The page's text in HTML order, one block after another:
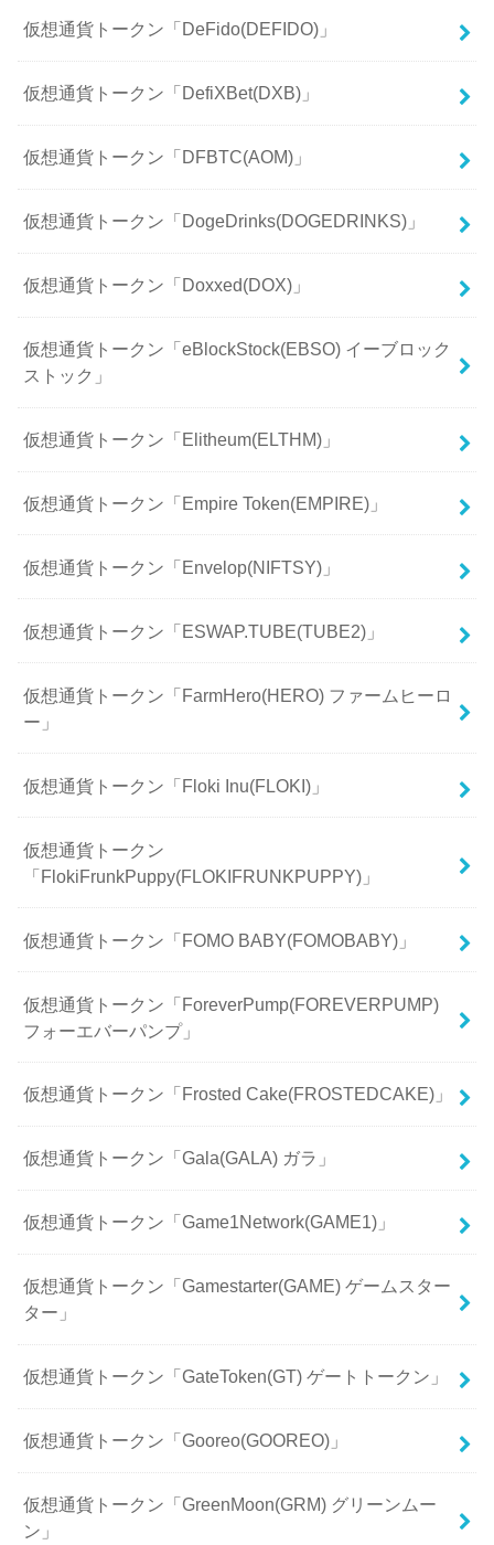
仮想通貨トークン「DeFido(DEFIDO)」
仮想通貨トークン「DefiXBet(DXB)」
仮想通貨トークン「DFBTC(AOM)」
仮想通貨トークン「DogeDrinks(DOGEDRINKS)」
仮想通貨トークン「Doxxed(DOX)」
仮想通貨トークン「eBlockStock(EBSO) イーブロック
ストック」
仮想通貨トークン「Elitheum(ELTHM)」
仮想通貨トークン「Empire Token(EMPIRE)」
仮想通貨トークン「Envelop(NIFTSY)」
仮想通貨トークン「ESWAP.TUBE(TUBE2)」
仮想通貨トークン「FarmHero(HERO) ファームヒーロ
ー」
仮想通貨トークン「Floki Inu(FLOKI)」
仮想通貨トークン
「FlokiFrunkPuppy(FLOKIFRUNKPUPPY)」
仮想通貨トークン「FOMO BABY(FOMOBABY)」
仮想通貨トークン「ForeverPump(FOREVERPUMP)
フォーエバーパンプ」
仮想通貨トークン「Frosted Cake(FROSTEDCAKE)」
仮想通貨トークン「Gala(GALA) ガラ」
仮想通貨トークン「Game1Network(GAME1)」
仮想通貨トークン「Gamestarter(GAME) ゲームスター
ター」
仮想通貨トークン「GateToken(GT) ゲートトークン」
仮想通貨トークン「Gooreo(GOOREO)」
仮想通貨トークン「GreenMoon(GRM) グリーンムー
ン」